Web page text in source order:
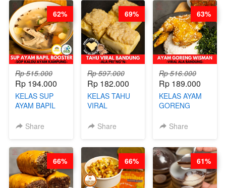
CHEF DITA
BARISTA
ARISUDANA
RENDAH
KALORI
GLUTEN FREE
BY CHEF DITA
Rp 515.000
Rp 194.000
KELAS SUP
AYAM BAPIL
SOP KALDU
CHEF
STEPHANIE
Share
62%
Rp 597.000
Rp 182.000
KELAS TAHU
VIRAL
ALA PRI*NG*N
Share
69%
Rp 516.000
Rp 189.000
KELAS AYAM
GORENG
VIRAL ALA
STEPHANIE
Share
63%
66% 66% 61%